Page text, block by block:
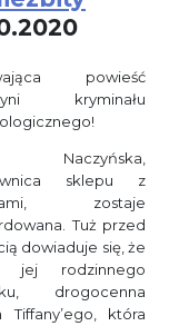
powieść
kryminału
Naczyńska,
sklepu z
zostaje
Tuż przed
dowiaduje się, że
jej rodzinnego
drogocenna
Tiffany’ego, która